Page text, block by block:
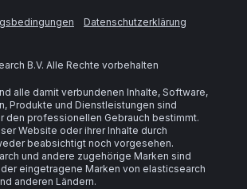
Datenschutzerklärung
B.V. Alle Rechte vorbehalten
alle damit verbundenen Inhalte, Software,
Produkte und Dienstleistungen sind
den professionellen Gebrauch bestimmt.
Website oder ihrer Inhalte durch
beabsichtigt noch vorgesehen.
und andere zugehörige Marken sind
eingetragene Marken von elasticsearch
anderen Ländern.